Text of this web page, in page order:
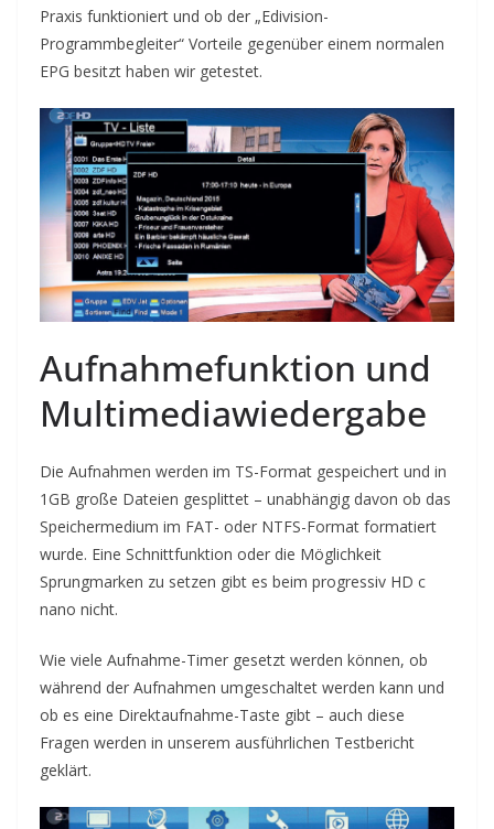
Praxis funktioniert und ob der „Edivision-
Programmbegleiter“ Vorteile gegenüber einem normalen
EPG besitzt haben wir getestet.
Aufnahmefunktion und
Multimediawiedergabe
Die Aufnahmen werden im TS-Format gespeichert und in
1GB große Dateien gesplittet – unabhängig davon ob das
Speichermedium im FAT- oder NTFS-Format formatiert
wurde. Eine Schnittfunktion oder die Möglichkeit
Sprungmarken zu setzen gibt es beim progressiv HD c
nano nicht.
Wie viele Aufnahme-Timer gesetzt werden können, ob
während der Aufnahmen umgeschaltet werden kann und
ob es eine Direktaufnahme-Taste gibt – auch diese
Fragen werden in unserem ausführlichen Testbericht
geklärt.